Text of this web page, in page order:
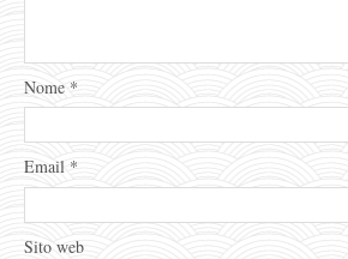
Nome *
Email *
Sito web